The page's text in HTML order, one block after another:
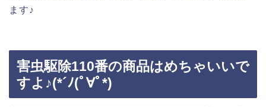
ます♪
害虫駆除110番の商品はめちゃいいで
すよ♪(*´ﾉ(ﾟ∀ﾟ*)